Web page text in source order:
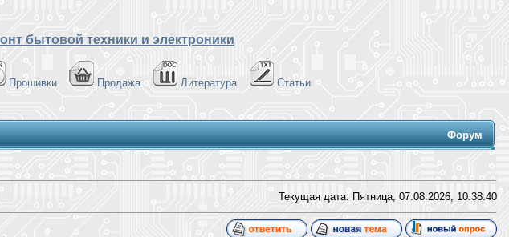
бытовой техники и электроники
Прошивки Продажа Литература Статьи
Форум
Текущая дата: Пятница, 07.08.2026, 10:38:41